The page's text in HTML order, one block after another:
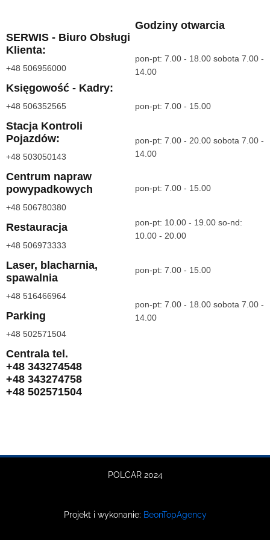
SERWIS - Biuro Obsługi
Klienta:
+48 506956000
Księgowość - Kadry:
+48 506352565
Stacja Kontroli
Pojazdów:
+48 503050143
Centrum napraw
powypadkowych
+48 506780380
Restauracja
+48 506973333
Laser, blacharnia,
spawalnia
+48 516466964
Parking
+48 502571504
Centrala tel.
+48 343274548
+48 343274758
+48 502571504
Godziny otwarcia
pon-pt: 7.00 - 18.00 sobota 7.00 -
14.00
pon-pt: 7.00 - 15.00
pon-pt: 7.00 - 20.00 sobota 7.00 -
14.00
pon-pt: 7.00 - 15.00
pon-pt: 10.00 - 19.00 so-nd:
10.00 - 20.00
pon-pt: 7.00 - 15.00
pon-pt: 7.00 - 18.00 sobota 7.00 -
14.00
POLCAR 2024
Projekt i wykonanie: BeonTopAgency